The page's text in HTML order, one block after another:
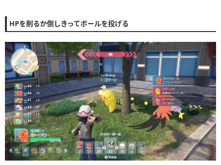
HPを削るか倒しきってボールを投げる